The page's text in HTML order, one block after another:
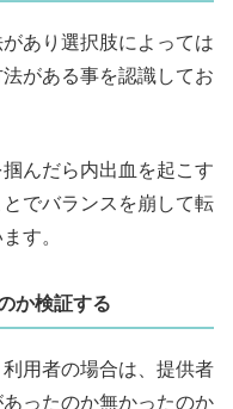
あり選択肢によっては
がある事を認識してお
んだら内出血を起こす
でバランスを崩して転
す。
か検証する
用者の場合は、提供者
ったのか無かったのか